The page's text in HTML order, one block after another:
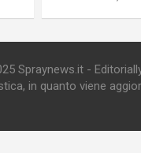
Spraynews.it -
in quanto viene